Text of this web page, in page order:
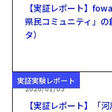
【実証レポート】
県民コミュニティ」
タ）
実証実験レポート
2026/01/05
【実証レポート】「